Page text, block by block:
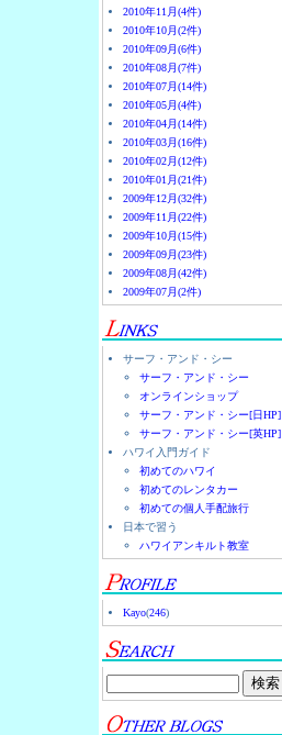
2010年11月(4件)
2010年10月(2件)
2010年09月(6件)
2010年08月(7件)
2010年07月(14件)
2010年05月(4件)
2010年04月(14件)
2010年03月(16件)
2010年02月(12件)
2010年01月(21件)
2009年12月(32件)
2009年11月(22件)
2009年10月(15件)
2009年09月(23件)
2009年08月(42件)
2009年07月(2件)
サーフ・アンド・シー
サーフ・アンド・シー
オンラインショップ
サーフ・アンド・シー[日HP]
サーフ・アンド・シー[英HP]
ハワイ入門ガイド
初めてのハワイ
初めてのレンタカー
初めての個人手配旅行
日本で習う
ハワイアンキルト教室
Kayo(246)